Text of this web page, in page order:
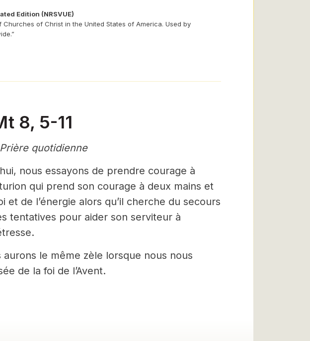
Edition (NRSVUE)
of Christ in the United States of America. Used by
8, 5-11
quotidienne
nous essayons de prendre courage à
qui prend son courage à deux mains et
et de l’énergie alors qu’il cherche du secours
tentatives pour aider son serviteur à
le même zèle lorsque nous nous
de la foi de l’Avent.